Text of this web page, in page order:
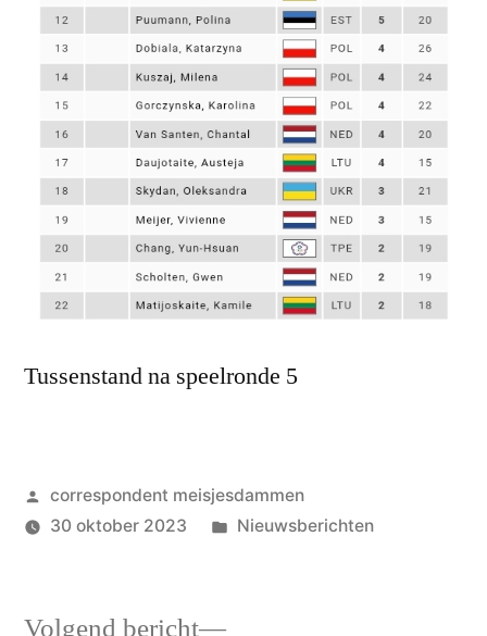
Tussenstand na speelronde 5
Geplaatst
door
correspondent meisjesdammen
30 oktober 2023
Geplaatst
Nieuwsberichten
Volgend bericht
Volgend